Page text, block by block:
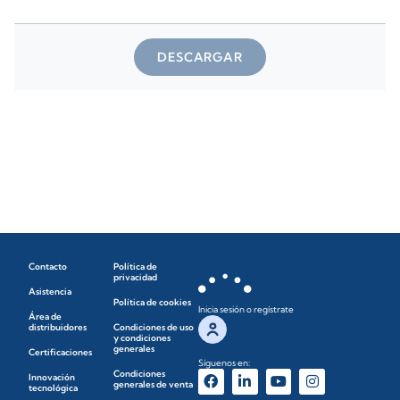
DESCARGAR
Contacto
Asistencia
Área de
distribuidores
Certificaciones
Innovación
tecnológica
Política de
privacidad
Política de cookies
Condiciones de uso
y condiciones
generales
Condiciones
generales de venta
Inicia sesión o regístrate
Síguenos en: